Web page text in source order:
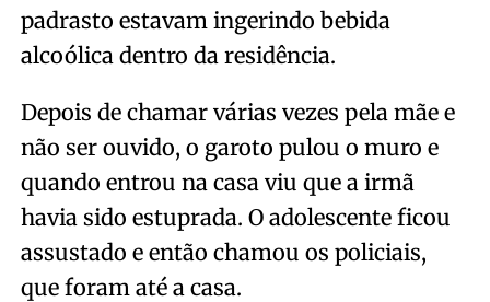
padrasto estavam ingerindo bebida
alcoólica dentro da residência.
Depois de chamar várias vezes pela mãe e
não ser ouvido, o garoto pulou o muro e
quando entrou na casa viu que a irmã
havia sido estuprada. O adolescente ficou
assustado e então chamou os policiais,
que foram até a casa.